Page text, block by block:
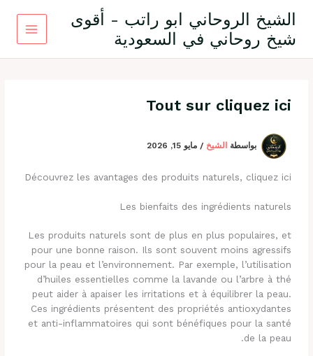
المحتوى
الشيخ الروحاني ابو راتب - أقوى
شيخ روحاني في السعودية
Tout sur cliquez ici
بواسطة الشيخ/مايو 15, 2026
Découvrez les avantages des produits naturels, cliquez ici
Les bienfaits des ingrédients naturels
Les produits naturels sont de plus en plus populaires, et
pour une bonne raison. Ils sont souvent moins agressifs
pour la peau et l’environnement. Par exemple, l’utilisation
d’huiles essentielles comme la lavande ou l’arbre à thé
peut aider à apaiser les irritations et à équilibrer la peau.
Ces ingrédients présentent des propriétés antioxydantes
et anti-inflammatoires qui sont bénéfiques pour la santé
de la peau.